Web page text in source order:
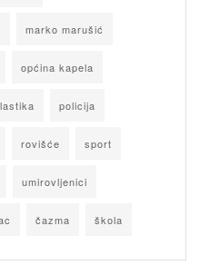
marko marušić
općina kapela
policija
rovišće sport
umirovljenici
čazma škola